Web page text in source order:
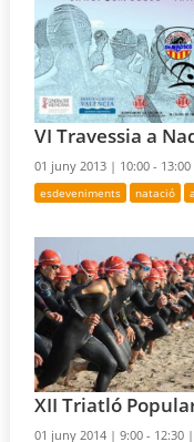
VI Travessia a
01 juny 2013 | 10:00 -
esdeveniments natació
XII Triatló
01 juny 2014 |9:00 - 12:30 |